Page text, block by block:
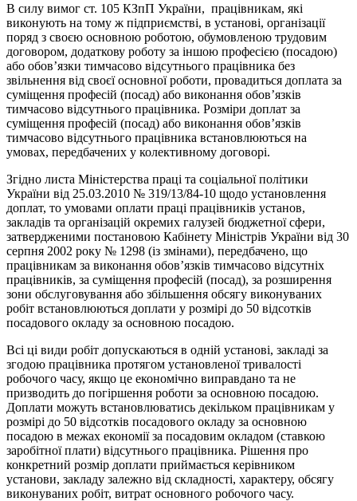
В силу вимог ст. 105 КЗпП України, працівникам, які
виконують на тому ж підприємстві, в установі, організації
поряд з своєю основною роботою, обумовленою трудовим
договором, додаткову роботу за іншою професією (посадою)
або обов’язки тимчасово відсутнього працівника без
звільнення від своєї основної роботи, провадиться доплата за
суміщення професій (посад) або виконання обов’язків
тимчасово відсутнього працівника. Розміри доплат за
суміщення професій (посад) або виконання обов’язків
тимчасово відсутнього працівника встановлюються на
умовах, передбачених у колективному договорі.
Згідно листа Міністерства праці та соціальної політики
України від 25.03.2010 № 319/13/84-10 щодо установлення
доплат, то умовами оплати праці працівників установ,
закладів та організацій окремих галузей бюджетної сфери,
затвердженими постановою Кабінету Міністрів України від 30
серпня 2002 року № 1298 (із змінами), передбачено, що
працівникам за виконання обов’язків тимчасово відсутніх
працівників, за суміщення професій (посад), за розширення
зони обслуговування або збільшення обсягу виконуваних
робіт встановлюються доплати у розмірі до 50 відсотків
посадового окладу за основною посадою.
Всі ці види робіт допускаються в одній установі, закладі за
згодою працівника протягом установленої тривалості
робочого часу, якщо це економічно виправдано та не
призводить до погіршення роботи за основною посадою.
Доплати можуть встановлюватись декільком працівникам у
розмірі до 50 відсотків посадового окладу за основною
посадою в межах економії за посадовим окладом (ставкою
заробітної плати) відсутнього працівника. Рішення про
конкретний розмір доплати приймається керівником
установи, закладу залежно від складності, характеру, обсягу
виконуваних робіт, витрат основного робочого часу.